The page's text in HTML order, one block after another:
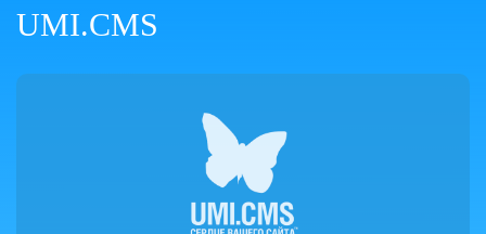
UMI.CMS